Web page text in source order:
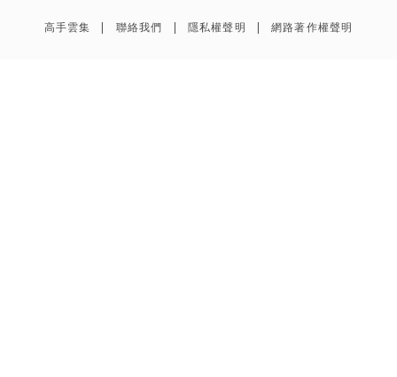
高手雲集 聯絡我們 隱私權聲明 網路著作權聲明